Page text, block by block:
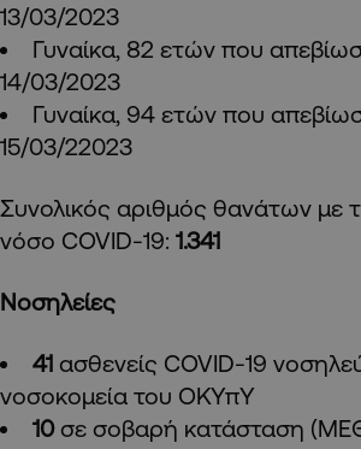
13/03/2023
Γυναίκα, 82 ετών που
14/03/2023
Γυναίκα, 94 ετών που
15/03/22023
Συνολικός αριθμός θανάτων με
νόσο COVID-19: 1.341
Νοσηλείες
41 ασθενείς COVID-19
νοσοκομεία του ΟΚΥπΥ
10 σε σοβαρή κατάσταση